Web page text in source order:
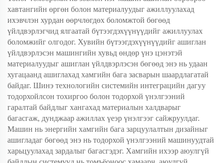
хавтангийн өргөн болон материалуудыг ажиллуулахад
ихэвчлэн хурдан өөрчлөгдөх боломжтой бөгөөд
үйлдвэрлэгчид ялгаатай бүтээгдэхүүнүүдийг ажиллуулах
боломжийг олгодог. Хувийн бүтээгдэхүүнүүдийг ашиглан
үйлдвэрлэсэн машингийн хувьд өндөр үнэ цэнэтэй
материалуудыг ашиглан үйлдвэрлэсэн бөгөөд энэ нь удаан
хугацаанд ашиглахад хамгийн бага засварын шаардлагатай
байдаг. Шинэ технологийн системийн интеграцийн дагуу
тодорхойлсон тохиргоо болон тодорхой үнэлгээний
гаралтай байдлыг хангахад материалын халдварыг
багасгаж, дунджаар ажиллах үеэр үнэлгээг сайжруулдаг.
Машин нь энергийн хамгийн бага зарцуулалтын дизайныг
ашигладаг бөгөөд энэ нь тодорхой үнэлгээний машинуудтай
харьцуулахад зардалыг багасгэдэг. Хамгийн ихээр аюулгүй